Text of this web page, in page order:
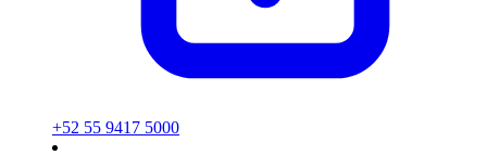
+52 55 9417 5000